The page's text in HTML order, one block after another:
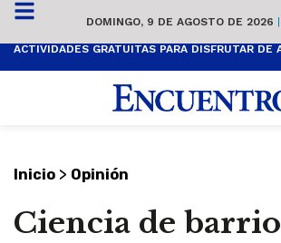
DOMINGO, 9 DE AGOSTO DE 2026 |
Inicio > Opinión
Ciencia de barrio